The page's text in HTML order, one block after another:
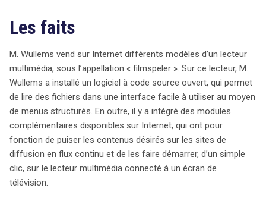
M. Wullems a commercialisé un lecteur multimédia,
surnommé « filmspeler », intégrant un logiciel à code
source ouvert et des modules complémentaires
permettant aux utilisateurs d’accéder facilement à des
contenus audiovisuels, y compris ceux protégés par le
droit d’auteur. Bien que certains contenus soient
légalement accessibles, d’autres le sont sans
autorisation, ce qui a suscité l’intervention de la
fondation Stichting Brein pour protéger les droits des
auteurs. La fondation a demandé au tribunal néerlandais
d’ordonner l’arrêt de la vente de ces appareils, arguant
que Wullems facilitait une « communication au public »
Les faits
M. Wullems vend sur Internet différents modèles d’un lecteur
multimédia, sous l’appellation « filmspeler ». Sur ce lecteur, M.
Wullems a installé un logiciel à code source ouvert, qui permet
de lire des fichiers dans une interface facile à utiliser au moyen
de menus structurés. En outre, il y a intégré des modules
complémentaires disponibles sur Internet, qui ont pour
fonction de puiser les contenus désirés sur les sites de
diffusion en flux continu et de les faire démarrer, d’un simple
clic, sur le lecteur multimédia connecté à un écran de
télévision.